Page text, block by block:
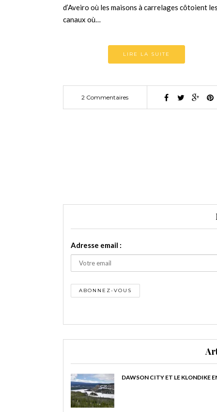
d’Aveiro où les maisons à carrelages côtoient
canaux où…
LIRE LA SUITE
2 Commentaires
Adresse email :
DAWSON CITY ET LE KLONDIKE